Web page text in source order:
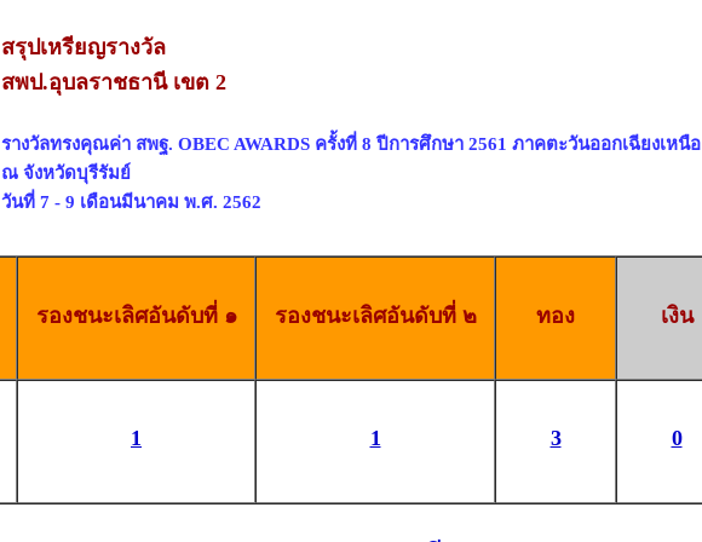
สรุปเหรียญรางวัล
สพป.อุบลราชธานี เขต 2
รางวัลทรงคุณค่า สพฐ. OBEC AWARDS ครั้งที่ 8 ปีการศึกษา 2561 ภาคตะวันออกเฉียงเหนือ
ณ จังหวัดบุรีรัมย์
วันที่ 7 - 9 เดือนมีนาคม พ.ศ. 2562
รองชนะเลิศอันดับที่ ๑ รองชนะเลิศอันดับที่ ๒ ทอง เงิน
1 1 3 0